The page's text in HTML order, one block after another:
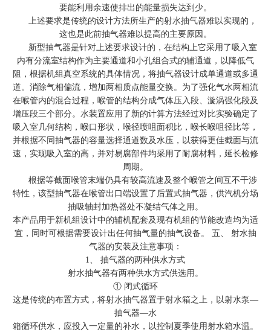
要能利用余速使排出的能量损失达到少。
上述要求是传统的设计方法所生产的射水抽气器难以实现的，
这也是此前抽气器难以提高的主要原因。
新型抽气器是针对上述要求设计的，在结构上它采用了吸入室
内有分流室结构作为主要通道和小孔组合式的辅通道，以降低气
阻，根据机组真空系统的具体情况，将抽气器设计成单通道或多通
道。消除气相偏流，增加两相质点能量交换。为了强化气水两相流
在喉管内的混合过程，喉管的结构分成气体压入段、漩涡强化段及
增压段三个部分。水装置应用了新的计算方法经过对比实验确定了
吸入室几何结构，喉口形状，喉径喷咀面积比，喉长喉咀径比等，
并根据不同抽气器的容量选择通道数及水压，以获得更佳截面与流
速，实现吸入室的高，并对易腐部件均采用了耐腐材料，延长检修
周期。
根据等截面喉管末端仍具有较高流速及整个喉管之间互不干涉
特性，该型抽气器在喉管出口端设置了后置式抽气器，供汽机分场
抽吸轴封加热器处不凝结气体之用。
本产品用于新机组设计中的辅机配套及现有机组的节能改造均为适
宜，同时可根据需要设计出任何抽气量的抽气设备。
五、 射水抽
气器的安装及注意事项：
1、 抽气器的两种供水方式
射水抽气器有两种供水方式供选用。
① 闭式循环
这是传统的布置方式，将射水抽气器置于射水箱之上，以射水泵—
抽气器—水
箱循环供水，应投入一定量的补水，以控制夏季使用射水箱水温。